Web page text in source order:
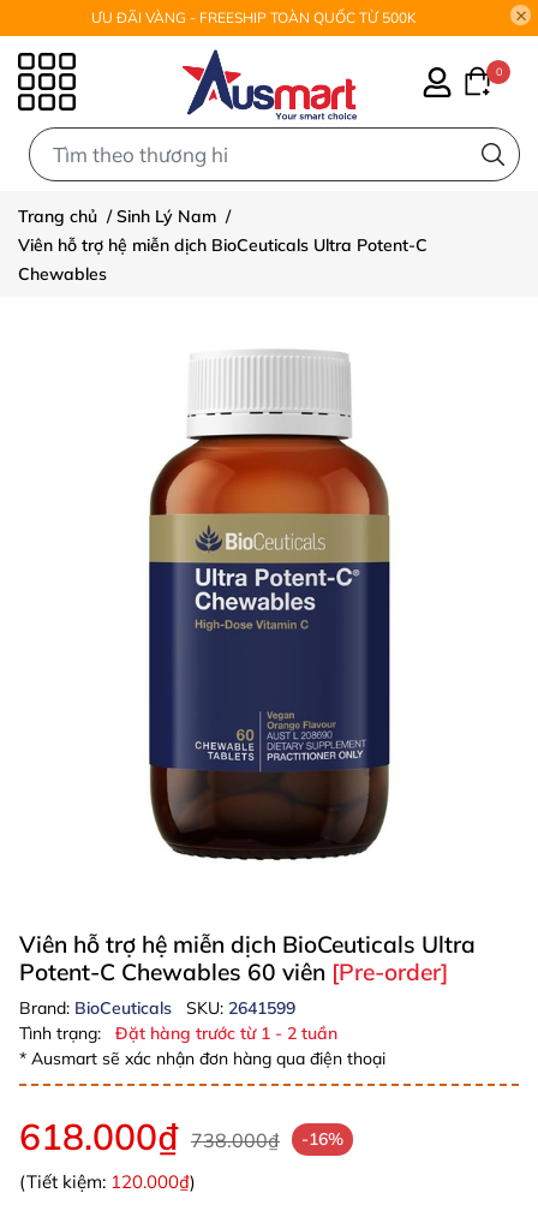
ƯU ĐÃI VÀNG - FREESHIP TOÀN QUỐC TỪ 500K
0
Trang chủ /Sinh Lý Nam /
Viên hỗ trợ hệ miễn dịch BioCeuticals Ultra Potent-C
Chewables
Viên hỗ trợ hệ miễn dịch BioCeuticals Ultra
Potent-C Chewables 60 viên [Pre-order]
Brand: BioCeuticals SKU: 2641599
Tình trạng:
Đặt hàng trước từ 1 - 2 tuần
* Ausmart sẽ xác nhận đơn hàng qua điện thoại
618.000₫ 738.000₫ -16%
(Tiết kiệm: 120.000₫)